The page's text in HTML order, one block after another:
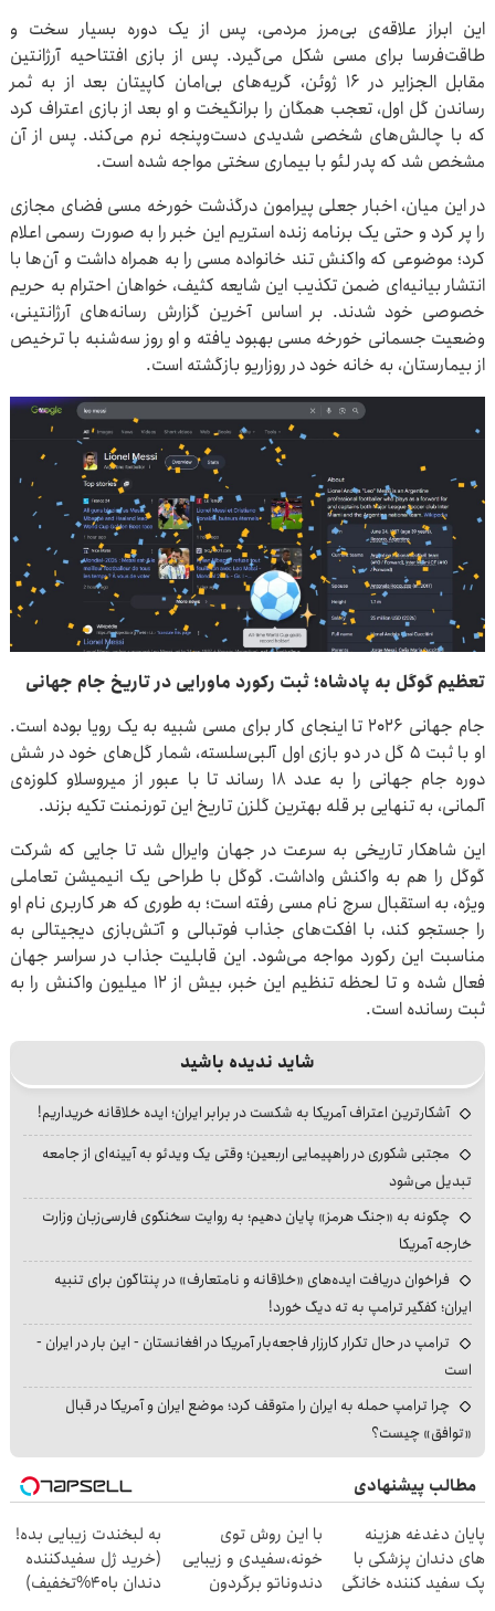
این ابراز علاقه‌ی بی‌مرز مردمی، پس از یک دوره بسیار سخت و
طاقت‌فرسا برای مسی شکل می‌گیرد. پس از بازی افتتاحیه آرژانتین
مقابل الجزایر در ۱۶ ژوئن، گریه‌های بی‌امان کاپیتان بعد از به ثمر
رساندن گل اول، تعجب همگان را برانگیخت و او بعد از بازی اعتراف کرد
که با چالش‌های شخصی شدیدی دست‌وپنجه نرم می‌کند. پس از آن
مشخص شد که پدر لئو با بیماری سختی مواجه شده است.
در این میان، اخبار جعلی پیرامون درگذشت خورخه مسی فضای مجازی
را پر کرد و حتی یک برنامه زنده استریم این خبر را به صورت رسمی اعلام
کرد؛ موضوعی که واکنش تند خانواده مسی را به همراه داشت و آن‌ها با
انتشار بیانیه‌ای ضمن تکذیب این شایعه کثیف، خواهان احترام به حریم
خصوصی خود شدند. بر اساس آخرین گزارش رسانه‌های آرژانتینی،
وضعیت جسمانی خورخه مسی بهبود یافته و او روز سه‌شنبه با ترخیص
از بیمارستان، به خانه خود در روزاریو بازگشته است.
تعظیم گوگل به پادشاه؛ ثبت رکورد ماورایی در تاریخ جام جهانی
جام جهانی ۲۰۲۶ تا اینجای کار برای مسی شبیه به یک رویا بوده است.
او با ثبت ۵ گل در دو بازی اول آلبی‌سلسته، شمار گل‌های خود در شش
دوره جام جهانی را به عدد ۱۸ رساند تا با عبور از میروسلاو کلوزه‌ی
آلمانی، به تنهایی بر قله بهترین گلزن تاریخ این تورنمنت تکیه بزند.
این شاهکار تاریخی به سرعت در جهان وایرال شد تا جایی که شرکت
گوگل را هم به واکنش واداشت. گوگل با طراحی یک انیمیشن تعاملی
ویژه، به استقبال سرچ نام مسی رفته است؛ به طوری که هر کاربری نام او
را جستجو کند، با افکت‌های جذاب فوتبالی و آتش‌بازی دیجیتالی به
مناسبت این رکورد مواجه می‌شود. این قابلیت جذاب در سراسر جهان
فعال شده و تا لحظه تنظیم این خبر، بیش از ۱۲ میلیون واکنش را به
ثبت رسانده است.
شاید ندیده باشید
آشکارترین اعتراف آمریکا به شکست در برابر ایران؛ ایده خلاقانه خریداریم!
مجتبی شکوری در راهپیمایی اربعین؛ وقتی یک ویدئو به آیینه‌ای از جامعه
تبدیل می‌شود
چگونه به «جنگ هرمز» پایان دهیم؛ به روایت سخنگوی فارسی‌زبان وزارت
خارجه آمریکا
فراخوان دریافت ایده‌های «خلاقانه و نامتعارف» در پنتاگون برای تنبیه
ایران؛ کفگیر ترامپ به ته دیگ خورد!
ترامپ در حال تکرار کارزار فاجعه‌بار آمریکا در افغانستان - این بار در ایران -
است
چرا ترامپ حمله به ایران را متوقف کرد؛ موضع ایران و آمریکا در قبال
«توافق» چیست؟
مطالب پیشنهادی
پایان دغدغه هزینه
های دندان پزشکی با
پک سفید کننده خانگی
با این روش توی
خونه،سفیدی و زیبایی
دندوناتو برگردون
به لبخندت زیبایی بده!
(خرید ژل سفیدکننده
دندان با40%تخفیف)